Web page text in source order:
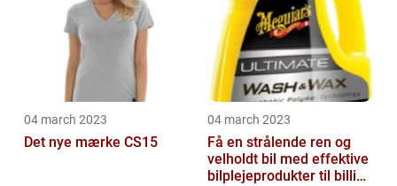
04 march 2023
Det nye mærke CS15
04 march 2023
Få en strålende ren og
velholdt bil med effektive
bilplejeprodukter til billige